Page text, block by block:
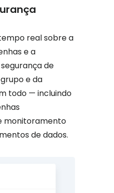
real sobre a
e a
de
e da
todo — incluindo
monitoramento
de dados.